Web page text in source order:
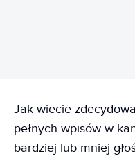
Jak wiecie
pełnych wpisów w
bardziej lub mniej